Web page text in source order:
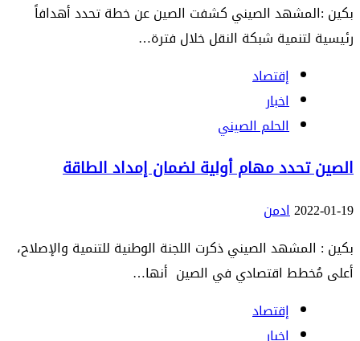
بكين :المشهد الصيني كشفت الصين عن خطة تحدد أهدافاً
رئيسية لتنمية شبكة النقل خلال فترة…
إقتصاد
اخبار
الحلم الصيني
الصين تحدد مهام أولية لضمان إمداد الطاقة
2022-01-19ادمن
بكين : المشهد الصيني ذكرت اللجنة الوطنية للتنمية والإصلاح،
أعلى مُخطط اقتصادي في الصين أنها…
إقتصاد
اخبار